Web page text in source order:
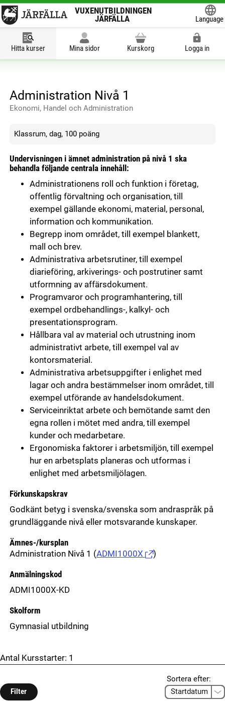
VUXENUTBILDNINGEN
JÄRFÄLLA
Language
Hitta kurser Mina sidor Kurskorg Logga in
Administration Nivå 1
Ekonomi, Handel och Administration
Klassrum, dag, 100 poäng
Undervisningen i ämnet administration på nivå 1 ska
behandla följande centrala innehåll:
Administrationens roll och funktion i företag,
offentlig förvaltning och organisation, till
exempel gällande ekonomi, material, personal,
information och kommunikation.
Begrepp inom området, till exempel blankett,
mall och brev.
Administrativa arbetsrutiner, till exempel
diarieföring, arkiverings- och postrutiner samt
utformning av affärsdokument.
Programvaror och programhantering, till
exempel ordbehandlings-, kalkyl- och
presentationsprogram.
Hållbara val av material och utrustning inom
administrativt arbete, till exempel val av
kontorsmaterial.
Administrativa arbetsuppgifter i enlighet med
lagar och andra bestämmelser inom området, till
exempel utförande av handelsdokument.
Serviceinriktat arbete och bemötande samt den
egna rollen i mötet med andra, till exempel
kunder och medarbetare.
Ergonomiska faktorer i arbetsmiljön, till exempel
hur en arbetsplats planeras och utformas i
enlighet med arbetsmiljölagen.
Förkunskapskrav
Godkänt betyg i svenska/svenska som andraspråk på
grundläggande nivå eller motsvarande kunskaper.
Ämnes-/kursplan
Administration Nivå 1 (ADMI1000X )
Anmälningskod
ADMI1000X-KD
Skolform
Gymnasial utbildning
Antal Kursstarter: 1
Filter
Sortera efter: